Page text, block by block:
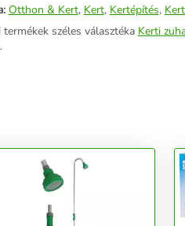
Otthon & Kert, Kert, Kertépítés,
termékek széles választéka Kerti